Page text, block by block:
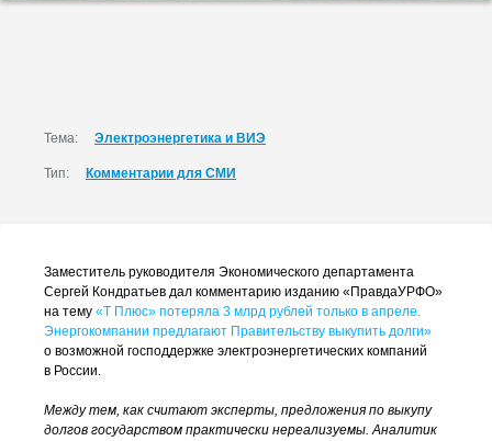
Тема: Электроэнергетика и ВИЭ
Тип: Комментарии для СМИ
Заместитель руководителя Экономического департамента
Сергей Кондратьев дал комментарию изданию «ПравдаУРФО»
на тему «Т Плюс» потеряла 3 млрд рублей только в апреле.
Энергокомпании предлагают Правительству выкупить долги»
о возможной господдержке электроэнергетических компаний
в России.
Между тем, как считают эксперты, предложения по выкупу
долгов государством практически нереализуемы. Аналитик